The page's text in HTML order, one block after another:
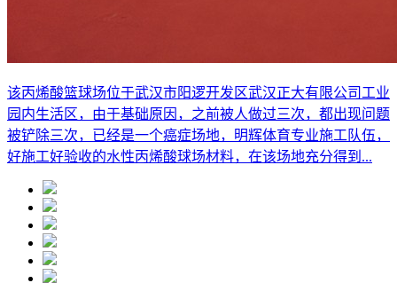
该丙烯酸篮球场位于武汉市阳逻开发区武汉正大有限公司工业
园内生活区，由于基础原因，之前被人做过三次，都出现问题
被铲除三次，已经是一个癌症场地，明辉体育专业施工队伍，
好施工好验收的水性丙烯酸球场材料，在该场地充分得到...